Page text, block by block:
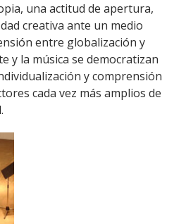
una actitud de apertura,
creativa ante un medio
entre globalización y
y la música se democratizan
y comprensión
cada vez más amplios de